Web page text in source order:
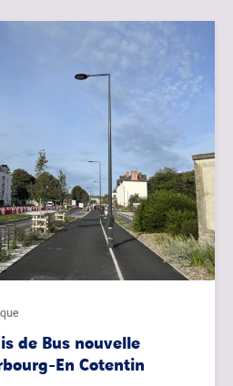
de Bus nouvelle
En Cotentin